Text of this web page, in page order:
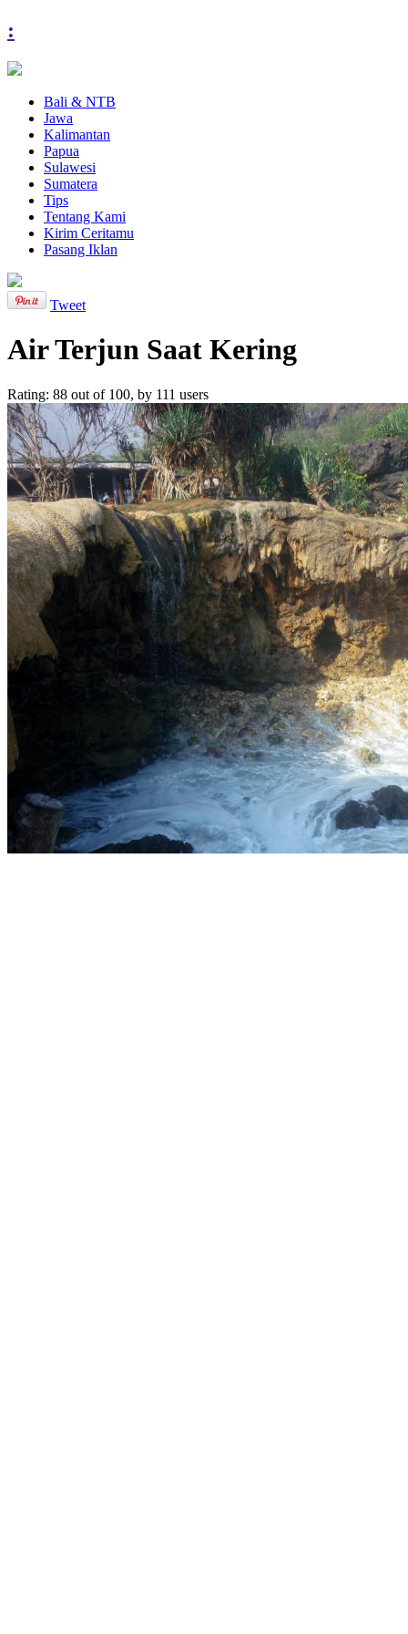
:
Bali & NTB
Jawa
Kalimantan
Papua
Sulawesi
Sumatera
Tips
Tentang Kami
Kirim Ceritamu
Pasang Iklan
Tweet
Air Terjun Saat Kering
Rating: 88 out of 100, by 111 users